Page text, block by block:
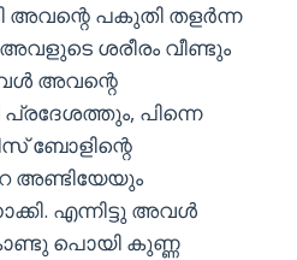
പകുതി തളർന്ന
ശരീരം വീണ്ടും
അവന്റെ
പിന്നെ
ബോളിന്റെ
അണ്ടിയേയും
എന്നിട്ടു അവൾ
പൊയി കുണ്ണ